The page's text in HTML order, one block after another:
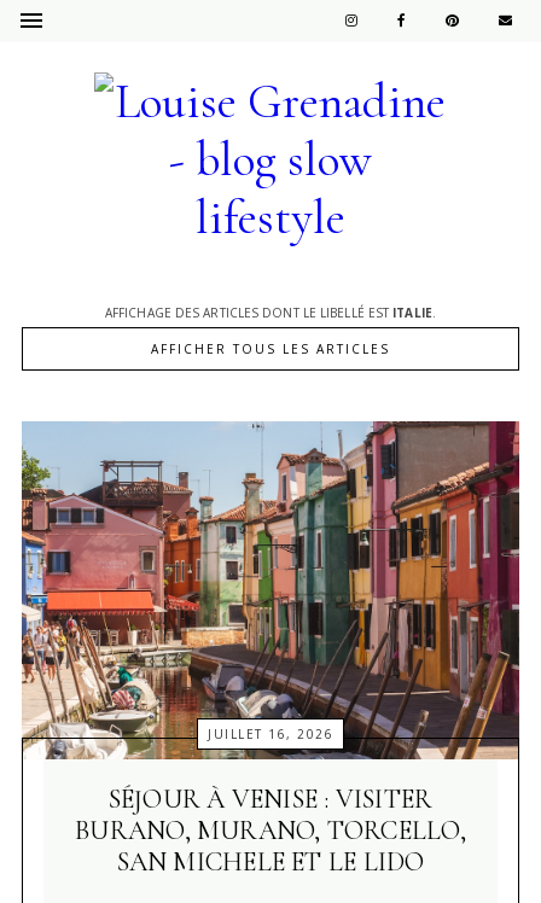
AFFICHAGE DES ARTICLES DONT LE LIBELLÉ EST ITALIE.
AFFICHER TOUS LES ARTICLES
JUILLET 16, 2026
SÉJOUR À VENISE : VISITER
BURANO, MURANO, TORCELLO,
SAN MICHELE ET LE LIDO